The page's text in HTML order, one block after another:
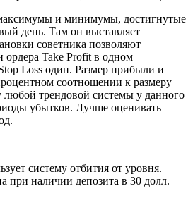
и минимумы, достигнутые
день. Там он выставляет
советника позволяют
ордера Take Profit в одном
Loss один. Размер прибыли и
соотношении к размеру
любой трендовой системы у данного
убытков. Лучше оценивать
систему отбития от уровня.
при наличии депозита в 30 долл.